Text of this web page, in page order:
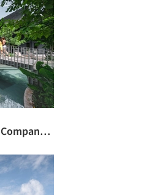
Hotel Labaris Khaoyai / Shma Company Limited